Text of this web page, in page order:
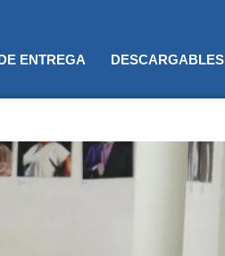
ENTREGA DESCARGABLES